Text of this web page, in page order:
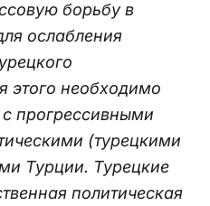
борьбу в
ослабления
этого необходимо
с прогрессивными
(турецкими
Турции. Турецкие
политическая